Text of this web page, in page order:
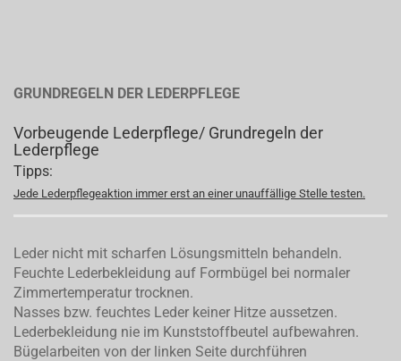
GRUNDREGELN DER LEDERPFLEGE
Vorbeugende Lederpflege/ Grundregeln der
Lederpflege
Tipps:
Jede Lederpflegeaktion immer erst an einer unauffällige Stelle testen.
Leder nicht mit scharfen Lösungsmitteln behandeln.
Feuchte Lederbekleidung auf Formbügel bei normaler
Zimmertemperatur trocknen.
Nasses bzw. feuchtes Leder keiner Hitze aussetzen.
Lederbekleidung nie im Kunststoffbeutel aufbewahren.
Bügelarbeiten von der linken Seite durchführen